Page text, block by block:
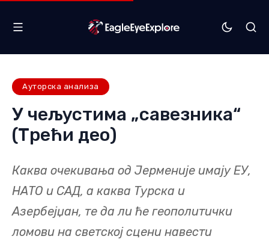
Ауторска анализа
У чељустима „савезника“
(Трећи део)
Каква очекивања од Јерменије имају ЕУ,
НАТО и САД, а каква Турска и
Азербејџан, те да ли ће геополитички
ломови на светској сцени навести